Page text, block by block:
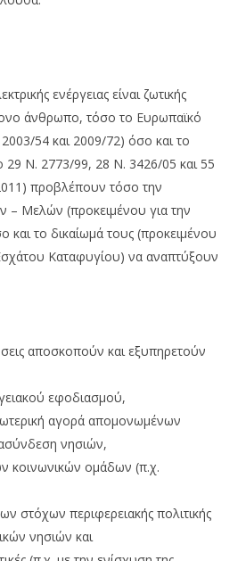
ενέργειας είναι ζωτικής
άνθρωπο, τόσο το Ευρωπαϊκό
54 και 2009/72) όσο και το
29 Ν. 2773/99, 28 Ν. 3426/05 και 55
προβλέπουν τόσο την
Μελών (προκειμένου για την
και το δικαίωμά τους (προκειμένου
Καταφυγίου) να αναπτύξουν
αποσκοπούν και εξυπηρετούν
εφοδιασμού,
αγορά απομονωμένων
νησιών,
κοινωνικών ομάδων (π.χ.
στόχων περιφερειακής πολιτικής
νησιών και